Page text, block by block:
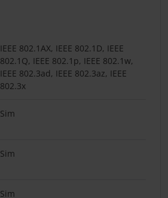
IEEE 802.1AX, IEEE 802.1D, IEEE
802.1Q, IEEE 802.1p, IEEE 802.1w,
IEEE 802.3ad, IEEE 802.3az, IEEE
802.3x
Sim
Sim
Sim